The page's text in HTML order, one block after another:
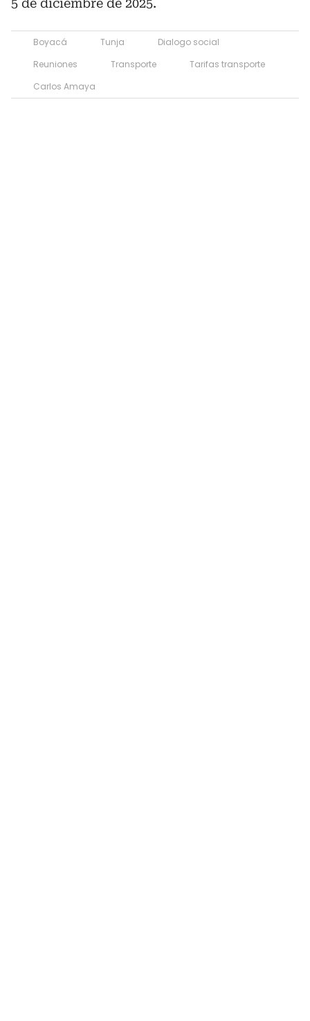
5 de diciembre de 2025.
Boyacá Tunja
Dialogo social
Reuniones
Transporte
Tarifas transporte
Carlos Amaya